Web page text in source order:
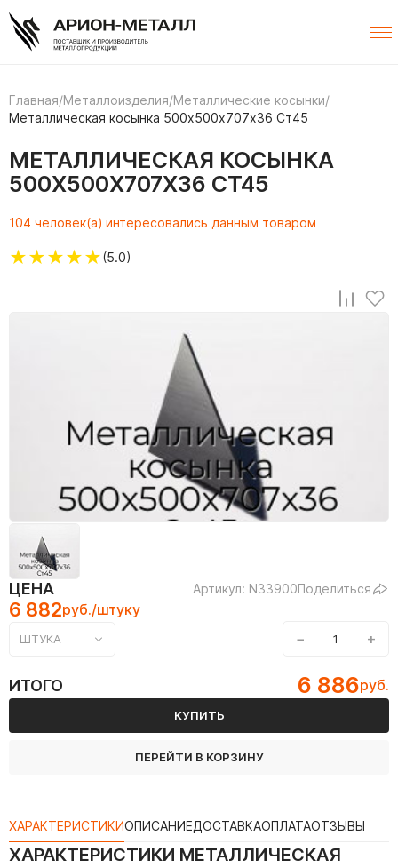
Главная/Металлоизделия/Металлические косынки/
Металлическая косынка 500х500х707х36 Ст45
МЕТАЛЛИЧЕСКАЯ КОСЫНКА
500Х500Х707Х36 СТ45
104 человек(а) интересовались данным товаром
★★★★★(5.0)
ЦЕНА Артикул: N33900Поделиться
6 882руб./штуку
ШТУКА − +
ИТОГО 6 886руб.
КУПИТЬ
ПЕРЕЙТИ В КОРЗИНУ
ХАРАКТЕРИСТИКИОПИСАНИЕДОСТАВКАОПЛАТАОТЗЫВЫ
ХАРАКТЕРИСТИКИ МЕТАЛЛИЧЕСКАЯ